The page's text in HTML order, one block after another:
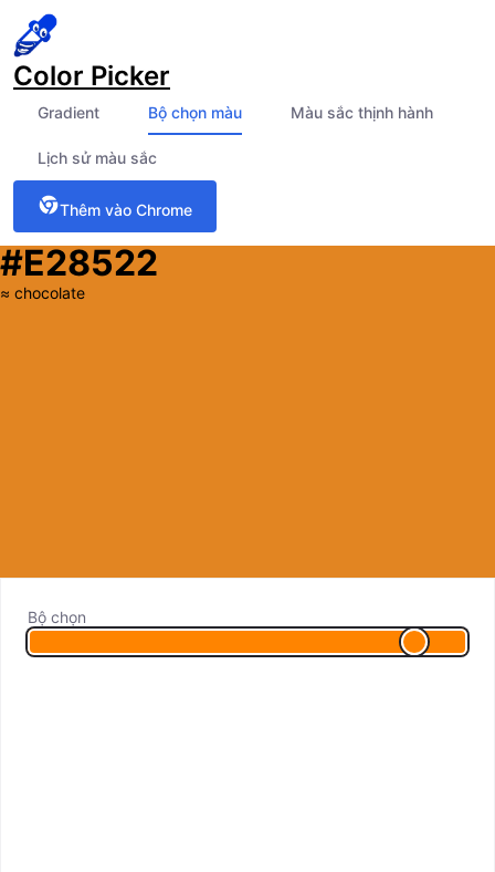
Color Picker
Gradient Bộ chọn màu Màu sắc thịnh hành
Lịch sử màu sắc
Thêm vào Chrome
#E28522
≈ chocolate
Bộ chọn